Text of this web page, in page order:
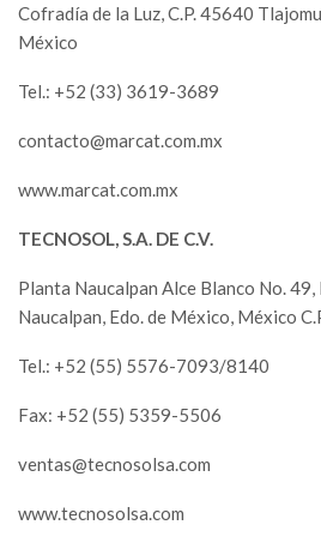
Cofradía de la Luz, C.P. 45640
México
Tel.: +52 (33) 3619-3689
contacto@marcat.com.mx
www.marcat.com.mx
TECNOSOL, S.A. DE C.V.
Planta Naucalpan Alce Blanco No. 49,
Naucalpan, Edo. de México, México
Tel.: +52 (55) 5576-7093/8140
Fax: +52 (55) 5359-5506
ventas@tecnosolsa.com
www.tecnosolsa.com